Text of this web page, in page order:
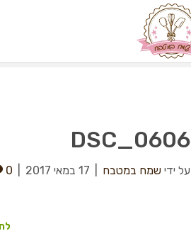
DSC_0606
על ידי שמח במטבח 17 במאי 2017 0